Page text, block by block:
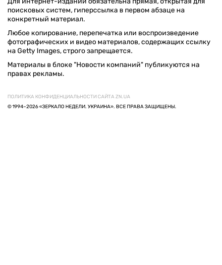
поисковых систем, гиперссылка в первом абзаце на
конкретный материал.
Любое копирование, перепечатка или воспроизведение
фотографических и видео материалов, содержащих ссылку
на Getty Images, строго запрещается.
Материалы в блоке "Новости компаний" публикуются на
правах рекламы.
ПОЛИТИКА КОНФИДЕНЦИАЛЬНОСТИ САЙТА ZN.UA
© 1994–2026 «ЗЕРКАЛО НЕДЕЛИ. УКРАИНА». ВСЕ ПРАВА ЗАЩИЩЕНЫ.